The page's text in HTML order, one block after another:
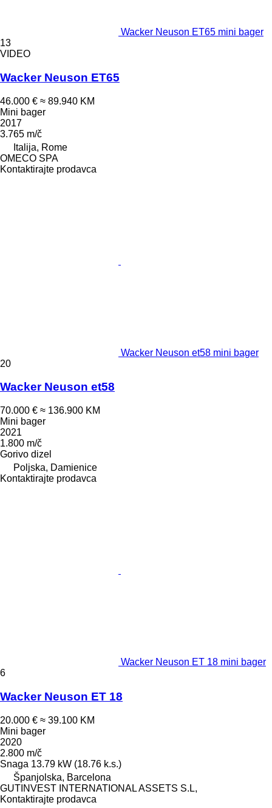
Wacker Neuson ET65 mini bager
13
VIDEO
Wacker Neuson ET65
46.000 € ≈ 89.940 KM
Mini bager
2017
3.765 m/č
Italija, Rome
OMECO SPA
Kontaktirajte prodavca
Wacker Neuson et58 mini bager
20
Wacker Neuson et58
70.000 € ≈ 136.900 KM
Mini bager
2021
1.800 m/č
Gorivo dizel
Poljska, Damienice
Kontaktirajte prodavca
Wacker Neuson ET 18 mini bager
6
Wacker Neuson ET 18
20.000 € ≈ 39.100 KM
Mini bager
2020
2.800 m/č
Snaga 13.79 kW (18.76 k.s.)
Španjolska, Barcelona
GUTINVEST INTERNATIONAL ASSETS S.L,
Kontaktirajte prodavca